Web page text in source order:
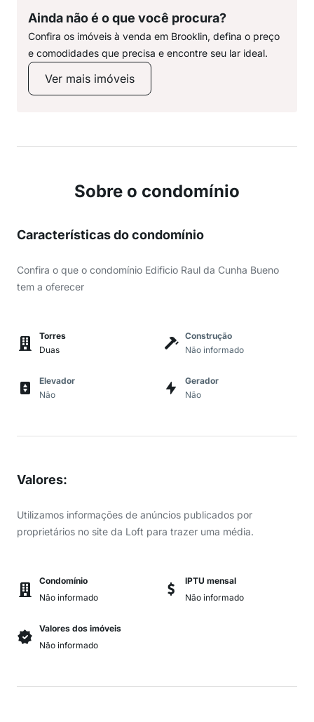
Ainda não é o que você procura?
Confira os imóveis à venda em Brooklin, defina o preço
e comodidades que precisa e encontre seu lar ideal.
Ver mais imóveis
Sobre o condomínio
Características do condomínio
Confira o que o condomínio Edificio Raul da Cunha Bueno
tem a oferecer
Torres
Duas
Construção
Não informado
Elevador
Não
Gerador
Não
Valores:
Utilizamos informações de anúncios publicados por
proprietários no site da Loft para trazer uma média.
Condomínio
Não informado
IPTU mensal
Não informado
Valores dos imóveis
Não informado